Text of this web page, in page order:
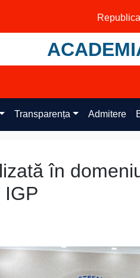
Transparența Admitere
în
IGP